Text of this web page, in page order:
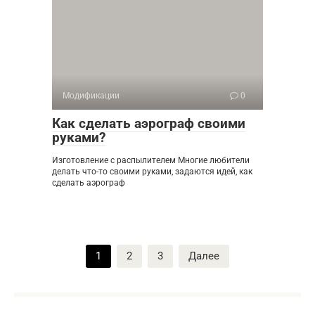
Модификации 0
Как сделать аэрограф своими
руками?
Изготовление с распылителем Многие любители
делать что-то своими руками, задаются идей, как
сделать аэрограф
1 2 3 Далее